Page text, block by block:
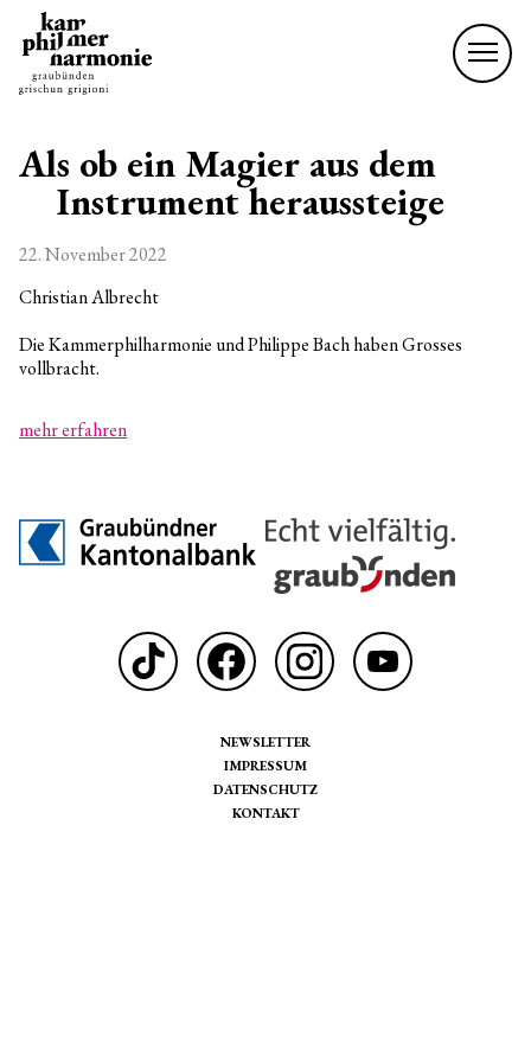
Als ob ein Magier aus dem
Instrument heraussteige
22. November 2022
Christian Albrecht
Die Kammerphilharmonie und Philippe Bach haben Grosses
vollbracht.
mehr erfahren
NEWSLETTER
IMPRESSUM
DATENSCHUTZ
KONTAKT